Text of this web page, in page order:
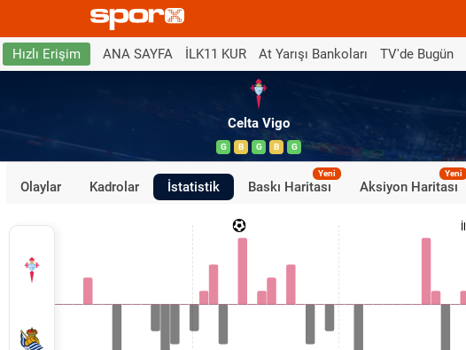
Hızlı Erişim ANA SAYFA İLK11 KUR At Yarışı Bankoları TV'de Bugün
Celta Vigo
G B G B G
Olaylar Kadrolar İstatistik Baskı Haritası
Yeni
Aksiyon Haritası
Yeni